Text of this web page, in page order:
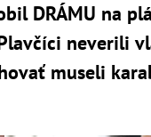
DRÁMU na
neverili
museli